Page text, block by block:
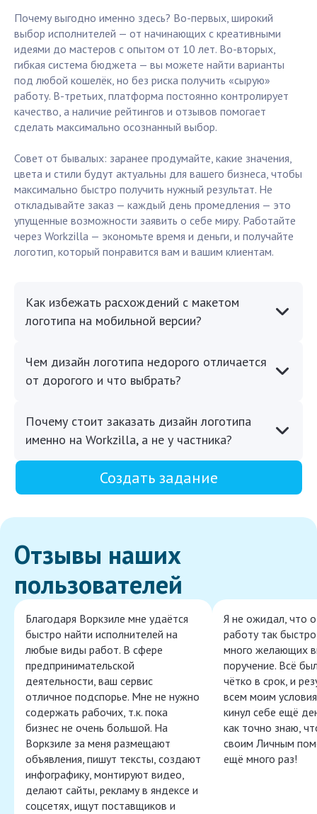
Почему выгодно именно здесь? Во-первых, широкий
выбор исполнителей — от начинающих с креативными
идеями до мастеров с опытом от 10 лет. Во-вторых,
гибкая система бюджета — вы можете найти варианты
под любой кошелёк, но без риска получить «сырую»
работу. В-третьих, платформа постоянно контролирует
качество, а наличие рейтингов и отзывов помогает
сделать максимально осознанный выбор.
Совет от бывалых: заранее продумайте, какие значения,
цвета и стили будут актуальны для вашего бизнеса, чтобы
максимально быстро получить нужный результат. Не
откладывайте заказ — каждый день промедления — это
упущенные возможности заявить о себе миру. Работайте
через Workzilla — экономьте время и деньги, и получайте
логотип, который понравится вам и вашим клиентам.
Как избежать расхождений с макетом
логотипа на мобильной версии?
Чем дизайн логотипа недорого отличается
от дорогого и что выбрать?
Почему стоит заказать дизайн логотипа
именно на Workzilla, а не у частника?
Создать задание
Отзывы наших
пользователей
Благодаря Воркзиле мне удаётся
быстро найти исполнителей на
любые виды работ. В сфере
предпринимательской
деятельности, ваш сервис
отличное подспорье. Мне не нужно
содержать рабочих, т.к. пока
бизнес не очень большой. На
Воркзиле за меня размещают
объявления, пишут тексты, создают
инфографику, монтируют видео,
делают сайты, рекламу в яндексе и
соцсетях, ищут поставщиков и
Я не ожидал, что
работу так
много желающих
поручение. Всё
чётко в срок, и
всем моим
кинул себе ещё
как точно знаю,
своим Личным
ещё много раз!